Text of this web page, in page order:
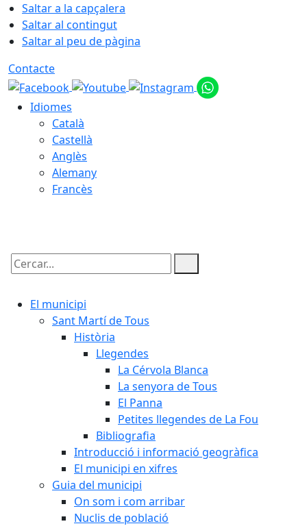
Saltar a la capçalera
Saltar al contingut
Saltar al peu de pàgina
Contacte
Idiomes
Català
Castellà
Anglès
Alemany
Francès
Cercar:
El municipi
Sant Martí de Tous
Història
Llegendes
La Cérvola Blanca
La senyora de Tous
El Panna
Petites llegendes de La Fou
Bibliografia
Introducció i informació geogràfica
El municipi en xifres
Guia del municipi
On som i com arribar
Nuclis de població